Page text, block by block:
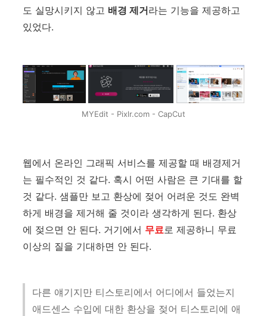
도 실망시키지 않고 배경 제거라는 기능을 제공하고
있었다.
MYEdit - Pixlr.com - CapCut
웹에서 온라인 그래픽 서비스를 제공할 때 배경제거
는 필수적인 것 같다. 혹시 어떤 사람은 큰 기대를 할
것 같다. 샘플만 보고 환상에 젖어 어려운 것도 완벽
하게 배경을 제거해 줄 것이라 생각하게 된다. 환상
에 젖으면 안 된다. 거기에서 무료로 제공하니 무료
이상의 질을 기대하면 안 된다.
다른 얘기지만 티스토리에서 어디에서 들었는지
애드센스 수입에 대한 환상을 젖어 티스토리에 애